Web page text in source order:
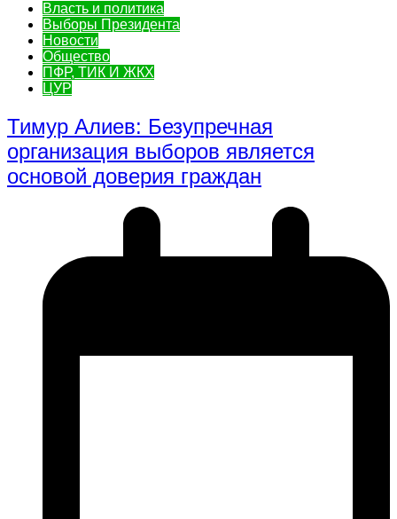
Власть и политика
Выборы Президента
Новости
Общество
ПФР, ТИК И ЖКХ
ЦУР
Тимур Алиев: Безупречная
организация выборов является
основой доверия граждан